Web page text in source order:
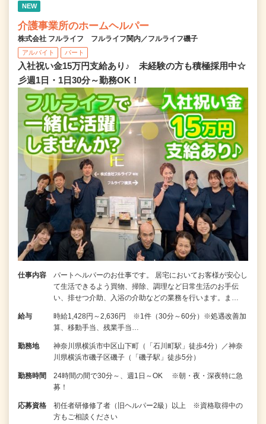
NEW
介護事業所のホームヘルパー
株式会社 フルライフ フルライフ関内／フルライフ磯子
アルバイト パート
入社祝い金15万円支給あり♪ 未経験の方も積極採用中☆
彡週1日・1日30分～勤務OK！
仕事内容
パートヘルパーのお仕事です。 居宅においてお客様が安心し
て生活できるよう買物、掃除、調理など日常生活のお手伝
い、排せつ介助、入浴の介助などの業務を行います。ま…
給与
時給1,428円～2,636円 ※1件（30分～60分）※処遇改善加
算、移動手当、残業手当…
勤務地
神奈川県横浜市中区山下町（「石川町駅」徒歩4分）／神奈
川県横浜市磯子区磯子（「磯子駅」徒歩5分）
勤務時間
24時間の間で30分～、週1日～OK ※朝・夜・深夜特に急
募！
応募資格
初任者研修修了者（旧ヘルパー2級）以上 ※資格取得中の
方もご相談ください